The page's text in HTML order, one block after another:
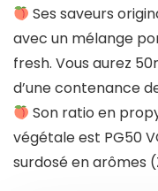
Ses saveurs
avec un mélange
fresh. Vous aurez
d’une contenance
Son ratio en
végétale est PG50
surdosé en arômes